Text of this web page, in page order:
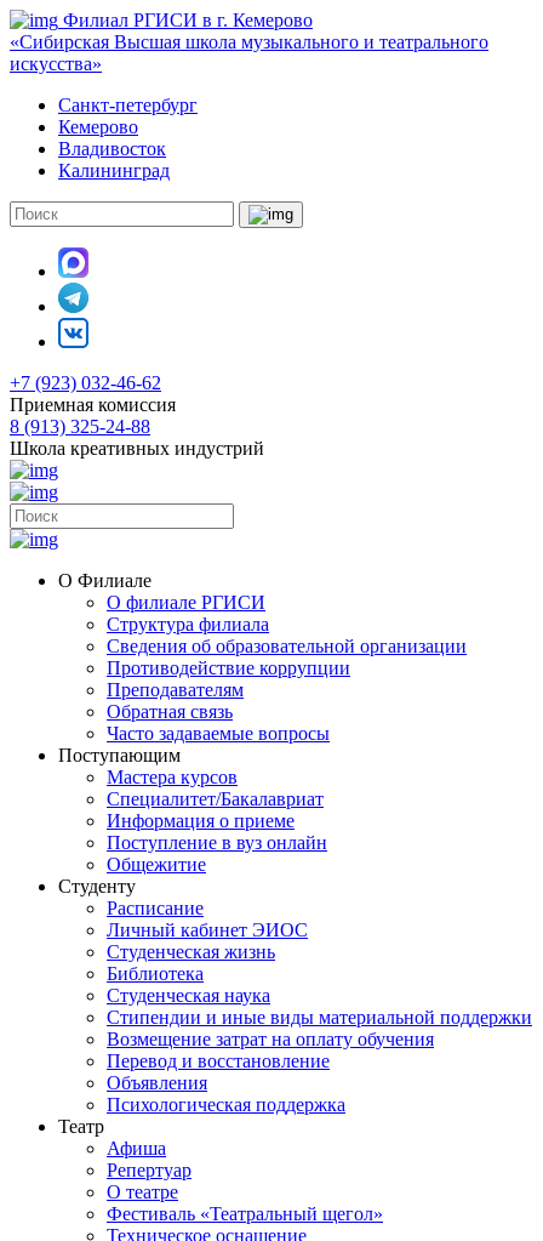
Филиал РГИСИ в г. Кемерово
«Сибирская Высшая школа музыкального и театрального
искусства»
Санкт-петербург
Кемерово
Владивосток
Калининград
+7 (923) 032-46-62
Приемная комиссия
8 (913) 325-24-88
Школа креативных индустрий
О Филиале
О филиале РГИСИ
Структура филиала
Сведения об образовательной организации
Противодействие коррупции
Преподавателям
Обратная связь
Часто задаваемые вопросы
Поступающим
Мастера курсов
Специалитет/Бакалавриат
Информация о приеме
Поступление в вуз онлайн
Общежитие
Студенту
Расписание
Личный кабинет ЭИОС
Студенческая жизнь
Библиотека
Студенческая наука
Стипендии и иные виды материальной поддержки
Возмещение затрат на оплату обучения
Перевод и восстановление
Объявления
Психологическая поддержка
Театр
Афиша
Репертуар
О театре
Фестиваль «Театральный щегол»
Техническое оснащение